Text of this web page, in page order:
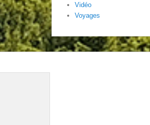
Vidéo
Voyages